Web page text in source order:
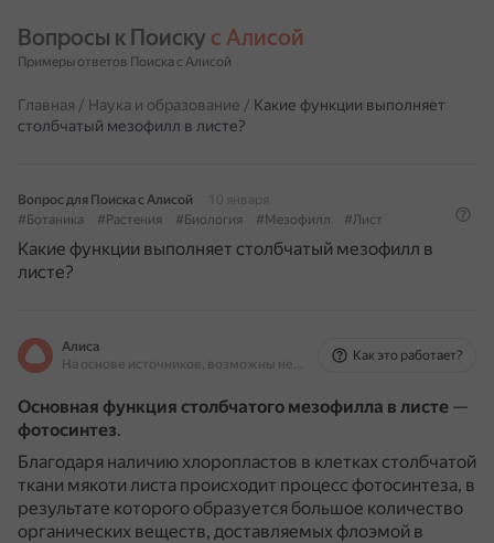
Вопросы к Поиску с Алисой
Примеры ответов Поиска с Алисой
Главная / Наука и образование / Какие функции выполняет
столбчатый мезофилл в листе?
Вопрос для Поиска с Алисой
10 января
#Ботаника
#Растения #Биология #Мезофилл #Лист
Какие функции выполняет столбчатый мезофилл в
листе?
Алиса
На основе источников, возможны неточности
Как это работает?
Основная функция столбчатого мезофилла в листе —
фотосинтез.
Благодаря наличию хлоропластов в клетках столбчатой
ткани мякоти листа происходит процесс фотосинтеза, в
результате которого образуется большое количество
органических веществ, доставляемых флоэмой в